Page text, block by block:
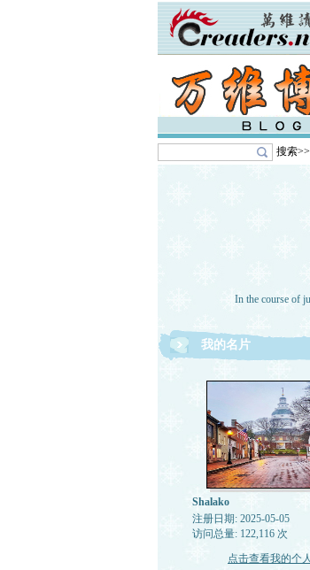
搜索>>
In the course of
我的名片
Shalako
注册日期: 2025-05-05
访问总量: 122,116 次
点击查看我的个